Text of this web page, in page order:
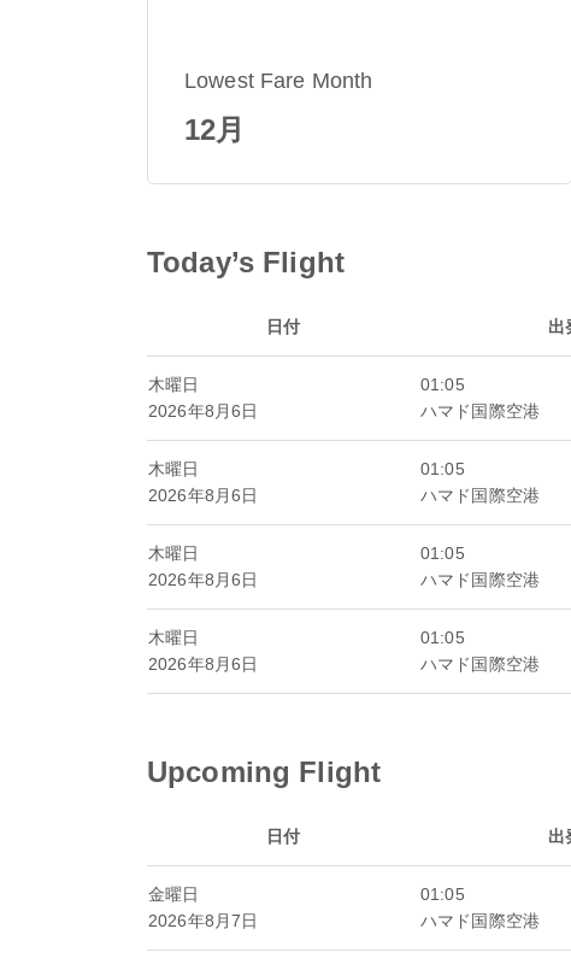
Lowest Fare Month
12月
Today’s Flight
日付 出
木曜日
2026年8月6日
01:05
ハマド国際空港
木曜日
2026年8月6日
01:05
ハマド国際空港
木曜日
2026年8月6日
01:05
ハマド国際空港
木曜日
2026年8月6日
01:05
ハマド国際空港
Upcoming Flight
日付 出
金曜日
2026年8月7日
01:05
ハマド国際空港